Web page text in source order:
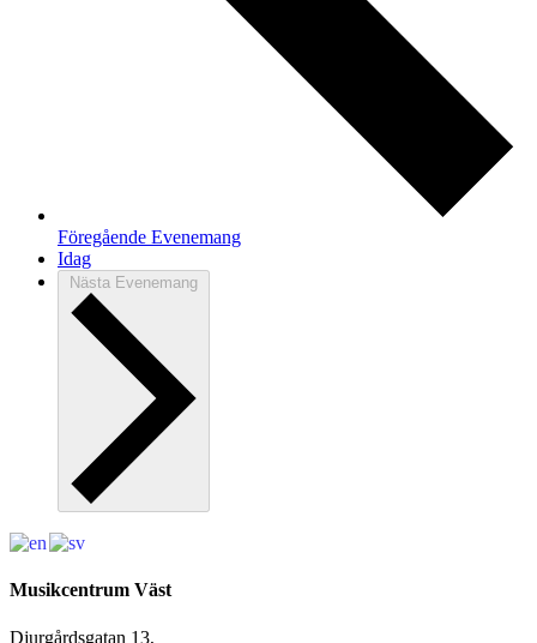
Föregående Evenemang
Idag
Nästa Evenemang
Musikcentrum Väst
Djurgårdsgatan 13,